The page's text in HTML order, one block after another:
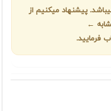
پیشنهاد میکنیم از
←
فرمایید.